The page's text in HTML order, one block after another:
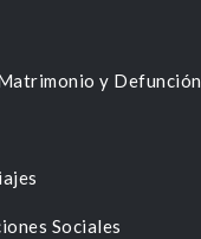
y Defunción
Sociales